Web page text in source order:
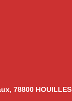
78800 HOUILLES